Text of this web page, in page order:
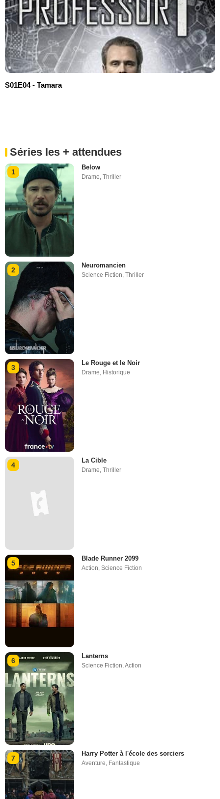
S01E04 - Tamara
Séries les + attendues
1
Below
Drame,Thriller
2
Neuromancien
Science Fiction ,Thriller
3
Le Rouge et le Noir
Drame, Historique
4
La Cible
Drame,Thriller
5
Blade Runner 2099
Action ,Science Fiction
6
Lanterns
Science Fiction,Action
7
Harry Potter à l'école des sorciers
Aventure, Fantastique